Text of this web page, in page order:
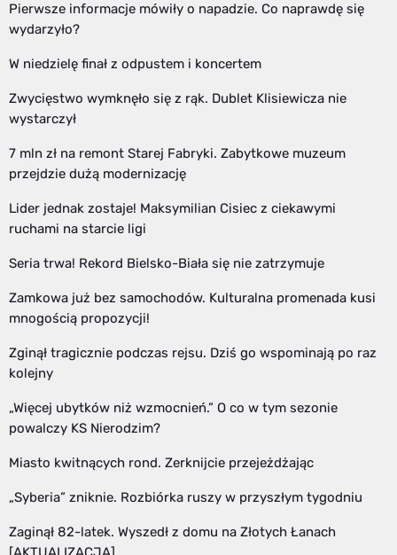
Pierwsze informacje mówiły o napadzie. Co naprawdę się
wydarzyło?
W niedzielę finał z odpustem i koncertem
Zwycięstwo wymknęło się z rąk. Dublet Klisiewicza nie
wystarczył
7 mln zł na remont Starej Fabryki. Zabytkowe muzeum
przejdzie dużą modernizację
Lider jednak zostaje! Maksymilian Cisiec z ciekawymi
ruchami na starcie ligi
Seria trwa! Rekord Bielsko-Biała się nie zatrzymuje
Zamkowa już bez samochodów. Kulturalna promenada kusi
mnogością propozycji!
Zginął tragicznie podczas rejsu. Dziś go wspominają po raz
kolejny
„Więcej ubytków niż wzmocnień.” O co w tym sezonie
powalczy KS Nierodzim?
Miasto kwitnących rond. Zerknijcie przejeżdżając
„Syberia” zniknie. Rozbiórka ruszy w przyszłym tygodniu
Zaginął 82-latek. Wyszedł z domu na Złotych Łanach